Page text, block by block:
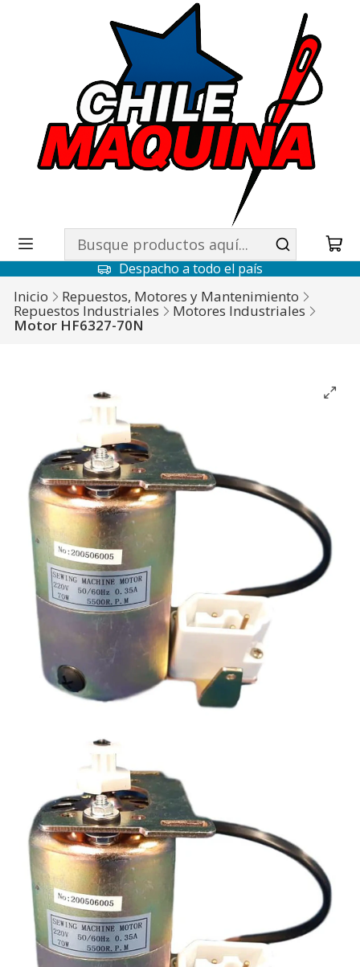
Despacho a todo el país
Inicio Repuestos, Motores y Mantenimiento
Repuestos Industriales Motores Industriales
Motor HF6327-70N